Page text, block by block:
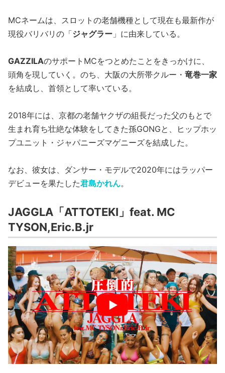
MCネームは、スロットの老舗機種として現在も最新作が
現役バリバリの「ジャグラー 」に由来している。
GAZZILAのサポートMCをつとめたことをきっかけに、
頭角を現していく。のち、大阪の大所帯クルー・ 竜巻一家
を結成し、首領として率いている。
2018年には、京都の老舗ヤクザの組長だった父のもとで
生まれ育ち壮絶な体験をしてきた孫GONGと、ヒップホッ
プユニット・ジャパニーズマゲニーズを結成した。
なお、彼女は、ダンサー・モデルで2020年にはラッパー
デビューを果たした君島かれん。
JAGGLA「ATTOTEKI」feat. MC
TYSON,Eric.B.jr